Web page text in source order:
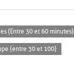
(Entre 30 et 60 minutes)
(entre 30 et 100)